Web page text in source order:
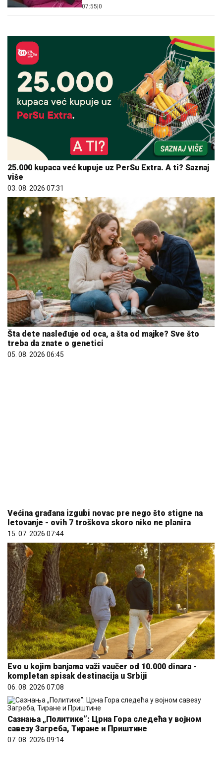
07:55 0
25.000 kupaca već kupuje uz PerSu Extra. A ti? Saznaj
više
03. 08. 2026 07:31
Šta dete nasleđuje od oca, a šta od majke? Sve što
treba da znate o genetici
05. 08. 2026 06:45
15. 07. 2026 07:44
Evo u kojim banjama važi vaučer od 10.000 dinara -
kompletan spisak destinacija u Srbiji
06. 08. 2026 07:08
савезу Загреба, Тиране и Приштине
07. 08. 2026 09:14